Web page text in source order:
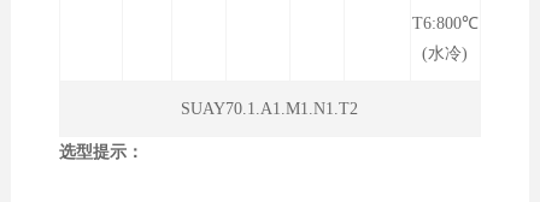
T6:800℃
(水冷)
SUAY70.1.A1.M1.N1.T2
选型提示：